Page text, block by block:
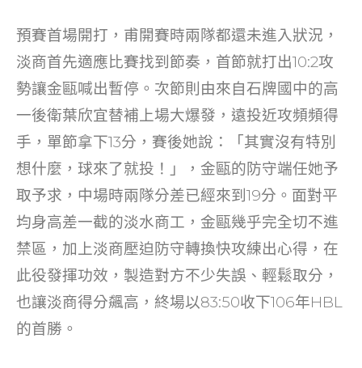
預賽首場開打，甫開賽時兩隊都還未進入狀況，
淡商首先適應比賽找到節奏，首節就打出10:2攻
勢讓金甌喊出暫停。次節則由來自石牌國中的高
一後衛葉欣宜替補上場大爆發，遠投近攻頻頻得
手，單節拿下13分，賽後她說：「其實沒有特別
想什麼，球來了就投！」，金甌的防守端任她予
取予求，中場時兩隊分差已經來到19分。面對平
均身高差一截的淡水商工，金甌幾乎完全切不進
禁區，加上淡商壓迫防守轉換快攻練出心得，在
此役發揮功效，製造對方不少失誤、輕鬆取分，
也讓淡商得分飆高，終場以83:50收下106年HBL
的首勝。